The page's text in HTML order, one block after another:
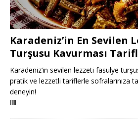
Karadeniz’in En Sevilen
Turşusu Kavurması
Karadeniz’in sevilen lezzeti fasulye
pratik ve lezzetli tariflerle sofralarınıza
deneyin!
🟥